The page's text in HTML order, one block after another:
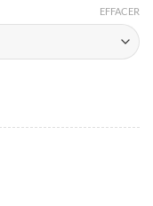
EFFACER